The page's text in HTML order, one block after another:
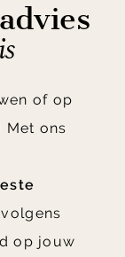
of op
Met ons
volgens
op jouw